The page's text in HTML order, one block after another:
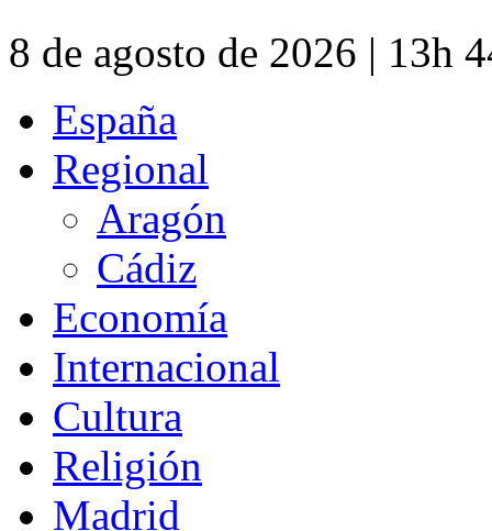
8 de agosto de 2026 | 13h
España
Regional
Aragón
Cádiz
Economía
Internacional
Cultura
Religión
Madrid